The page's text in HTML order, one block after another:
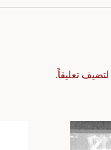
لتضيف تعليقاً.